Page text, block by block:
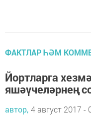
ФАКТЛАР ҺӘМ
Йортларга
яшәүчеләрнең
автор, 4 август 2017 -